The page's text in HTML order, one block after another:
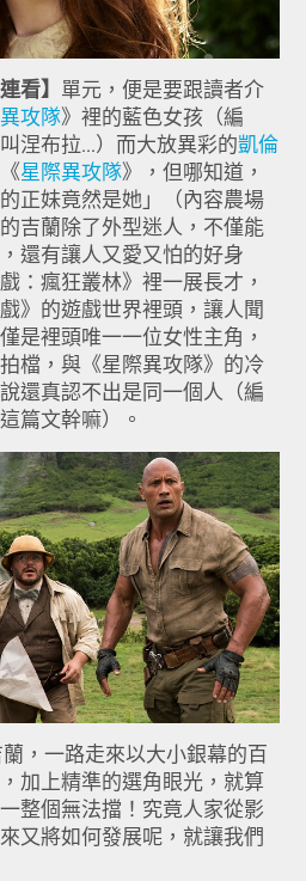
看】 單元，便是要跟讀者介
攻隊》裡的藍色女孩（編
涅布拉...）而大放異彩的凱倫
星際異攻隊》，但哪知道，
正妹竟然是她」（內容農場
吉蘭除了外型迷人，不僅能
還有讓人又愛又怕的好身
：瘋狂叢林》裡一展長才，
》的遊戲世界裡頭，讓人聞
是裡頭唯一一位女性主角，
檔，與《星際異攻隊》的冷
還真認不出是同一個人（編
篇文幹嘛）。
，一路走來以大小銀幕的百
加上精準的選角眼光，就算
整個無法擋！究竟人家從影
又將如何發展呢，就讓我們